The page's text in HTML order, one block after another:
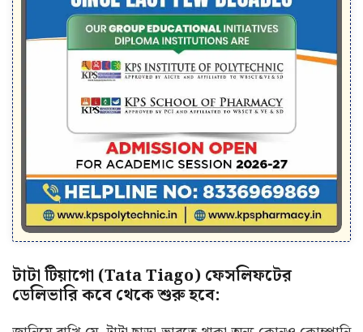
টাটা টিয়াগো (Tata Tiago) ফেসলিফটের
ডেলিভারি কবে থেকে শুরু হবে: